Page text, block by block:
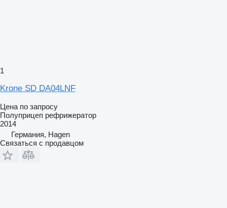
1
Krone SD DA04LNF
Цена по запросу
Полуприцеп рефрижератор
2014
Германия, Hagen
Связаться с продавцом